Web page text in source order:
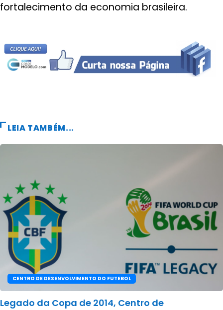
fortalecimento da economia brasileira.
LEIA TAMBÉM...
CENTRO DE DESENVOLVIMENTO DO FUTEBOL
Legado da Copa de 2014, Centro de